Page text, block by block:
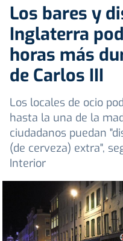
Los bares y
Inglaterra
horas más
de Carlos III
Los locales de ocio
hasta la una de la
ciudadanos puedan
(de cerveza) extra",
Interior